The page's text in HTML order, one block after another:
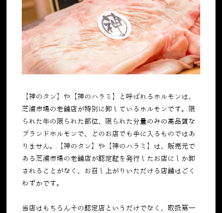
【神のタン】や【神のハラミ】と呼ばれるホルモンは、
芝浦市場の老舗店が特別に卸しているホルモンです。限
られた牛の限られた部位、限られた分量のみの高品質な
ブランドホルモンで、どのお店でも手に入るものではあ
りません。【神のタン】や【神のハラミ】は、販売元で
ある芝浦市場の老舗店が認定証を発行したお店にしか卸
されることがなく、お召し上がりいただける店舗はごく
わずかです。
当店はもちろんその認定店というだけでなく、取扱第一